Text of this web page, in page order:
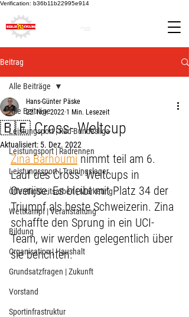
Verification: b36b11b22995e914
Beitrag
Alle Beiträge
Leistungsport | Rad-Bundesliga
Leistungsport | Radrennen
Leistungssport | Trainingslager
Öffentlichkeitsarbeit | Marketing
Wettkampf | Veranstaltung
Bildung
Organisation | Haushalt
Grundsatzfragen | Zukunft
Vorstand
Sportinfrastruktur
Alle Beiträge
🇧🇪 Cross- Weltcup
Hans-Günter Päske
22. Nov. 2022 1 Min. Lesezeit
Aktualisiert: 5. Dez. 2022
Zina Barhoumi nimmt teil am 6.
Lauf des Cross- Weltcups in
Overijse. Es bleibt mit Platz 34 der
Triumpf als beste Schweizerin. Zina
schaffte den Sprung in ein UCI-
Team, wir werden gelegentlich über
sie berichten.